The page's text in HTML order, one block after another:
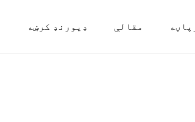
مقالې ډیورنډ کرښه